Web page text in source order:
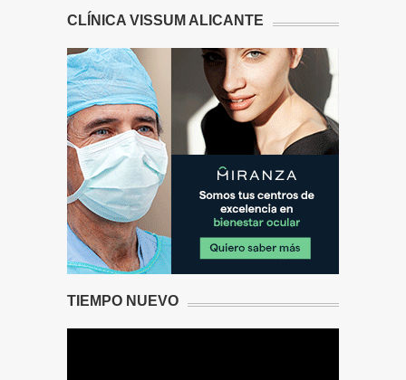
CLÍNICA VISSUM ALICANTE
TIEMPO NUEVO